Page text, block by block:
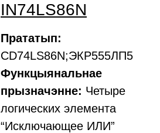
IN74LS86N
Прататып:
CD74LS86N;ЭКР555ЛП5
Функцыянальнае
прызначэнне: Четыре
логических элемента
“Исключающее ИЛИ”